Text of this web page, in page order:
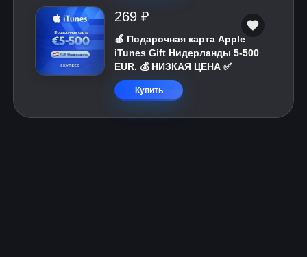
269 ₽
🍎 Подарочная карта Apple
iTunes Gift Нидерланды 5-500
EUR. 💰 НИЗКАЯ ЦЕНА ✅
Купить